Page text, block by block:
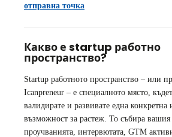
отправна точка
Какво е startup работно
пространство?
Startup работното пространство – или
Icanpreneur – е специалното място,
валидирате и развивате една конкретна
възможност за растеж. То събира вашия
проучванията, интервютата, GTM